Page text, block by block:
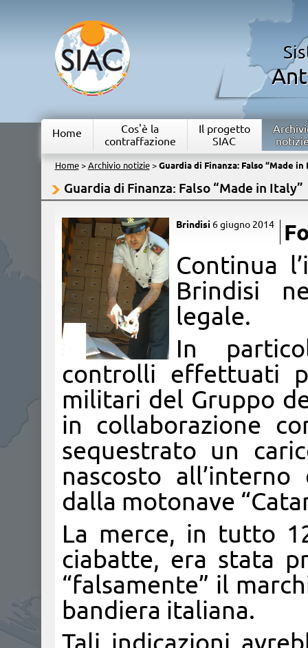
Home
Cos'è la
contraffazione
Il progetto
SIAC
Home> Archivio notizie> Guardia di Finanza: Falso “Made in
Guardia di Finanza: Falso “Made in Italy”
Brindisi 6 giugno 2014
​Continua
Brindisi
legale.
In
controlli effettuati
militari del Gruppo
in collaborazione
sequestrato un
nascosto
dalla motonave
La merce, in tutto
ciabatte, era stata
“falsamente” il
bandiera italiana.
Tali indicazioni